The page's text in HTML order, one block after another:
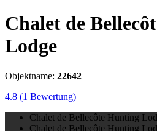
Chalet de
Lodge
Objektname: 22642
4.8 (1 Bewertung)
Chalet de Bellecôte Hunting
Chalet de Bellecôte Hunting